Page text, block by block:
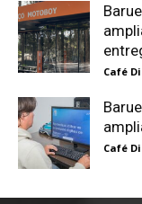
Café
Café